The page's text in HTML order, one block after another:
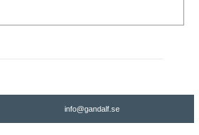
info@gandalf.se